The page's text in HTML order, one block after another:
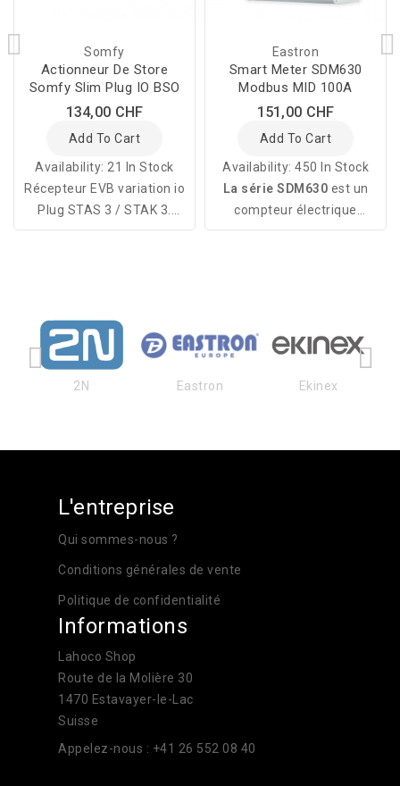
Somfy
Actionneur De Store
Somfy Slim Plug IO BSO
134,00 CHF
Add To Cart
Availability: 21 In Stock
Récepteur EVB variation io
Plug STAS 3 / STAK 3.
Connecteur intermédiaire
mécanique par io-radio ou
la centrale Smart Home
TaHoma.
Eastron
Smart Meter SDM630
Modbus MID 100A
151,00 CHF
Add To Cart
Availability: 450 In Stock
La série SDM630 est un
compteur électrique
triphasé multifonction 100A
Eastron Ekinex Elausys
L'entreprise
Qui sommes-nous ?
Conditions générales de vente
Politique de confidentialité
Informations
Lahoco Shop
Route de la Molière 30
1470 Estavayer-le-Lac
Suisse
Appelez-nous : +41 26 552 08 40